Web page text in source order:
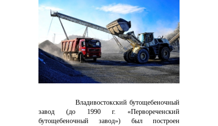
реализация неликвидов
контакты отдела закупок
Владивостокский бутощебеночный
завод (до 1990 г. «Первореченский
бутощебеночный завод») был построен